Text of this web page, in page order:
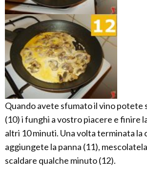
Quando avete sfumato il vino potete
(10) i funghi a vostro piacere e finire
altri 10 minuti. Una volta terminata la
aggiungete la panna (11),
scaldare qualche minuto (12).